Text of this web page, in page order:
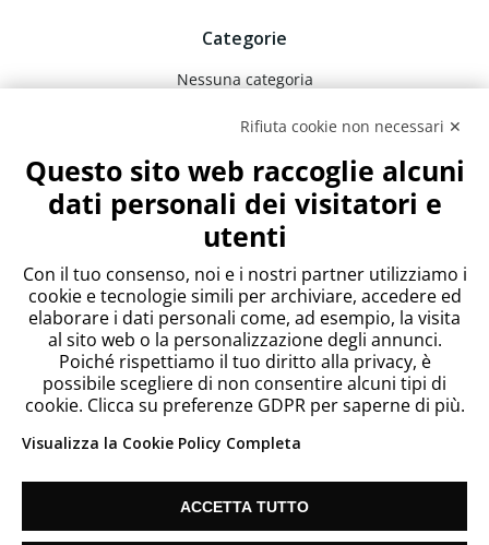
Categorie
Nessuna categoria
Meta
Accedi
Feed dei contenuti
Feed dei commenti
WordPress.org
Rifiuta cookie non necessari ✕
Questo sito web raccoglie alcuni
dati personali dei visitatori e
utenti
Con il tuo consenso, noi e i nostri partner utilizziamo i
cookie e tecnologie simili per archiviare, accedere ed
elaborare i dati personali come, ad esempio, la visita
al sito web o la personalizzazione degli annunci.
Poiché rispettiamo il tuo diritto alla privacy, è
possibile scegliere di non consentire alcuni tipi di
cookie. Clicca su preferenze GDPR per saperne di più.
Visualizza la Cookie Policy Completa
ACCETTA TUTTO